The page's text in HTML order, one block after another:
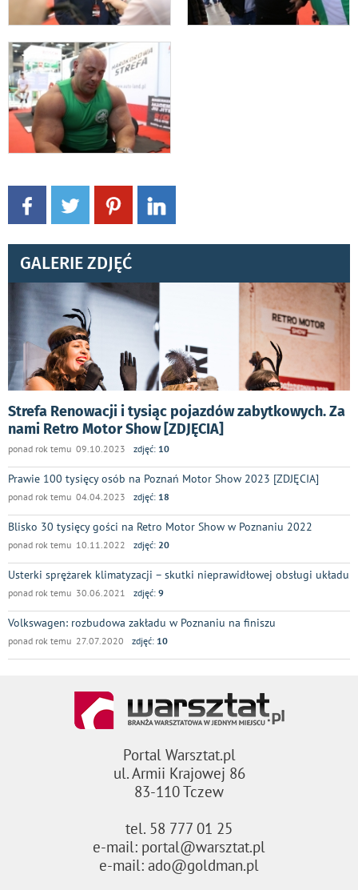
GALERIE ZDJĘĆ
Strefa Renowacji i tysiąc pojazdów zabytkowych. Za
nami Retro Motor Show [ZDJĘCIA]
ponad rok temu 09.10.2023 zdjęć: 10
Prawie 100 tysięcy osób na Poznań Motor Show 2023 [ZDJĘCIA]
ponad rok temu 04.04.2023 zdjęć: 18
Blisko 30 tysięcy gości na Retro Motor Show w Poznaniu 2022
ponad rok temu 10.11.2022 zdjęć: 20
Usterki sprężarek klimatyzacji – skutki nieprawidłowej obsługi układu
ponad rok temu 30.06.2021 zdjęć: 9
Volkswagen: rozbudowa zakładu w Poznaniu na finiszu
ponad rok temu 27.07.2020 zdjęć: 10
Portal Warsztat.pl
ul. Armii Krajowej 86
83-110 Tczew
tel. 58 777 01 25
e-mail: portal@warsztat.pl
e-mail: ado@goldman.pl